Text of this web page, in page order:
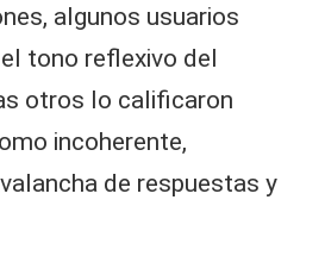
algunos usuarios
tono reflexivo del
otros lo calificaron
incoherente,
de respuestas y